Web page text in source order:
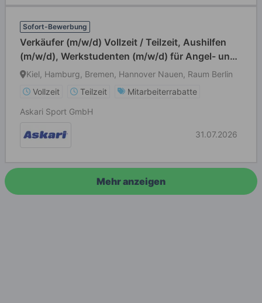
Sofort-Bewerbung
Verkäufer (m/w/d) Vollzeit / Teilzeit, Aushilfen
(m/w/d), Werkstudenten (m/w/d) für Angel- und
Jagdbedarf
Kiel, Hamburg, Bremen, Hannover Nauen, Raum Berlin
Vollzeit
Teilzeit
Mitarbeiterrabatte
Askari Sport GmbH
31.07.2026
Mehr anzeigen